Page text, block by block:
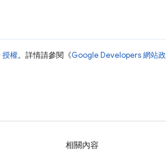
授權。詳情請參閱《Google Developers 網站
相關內容